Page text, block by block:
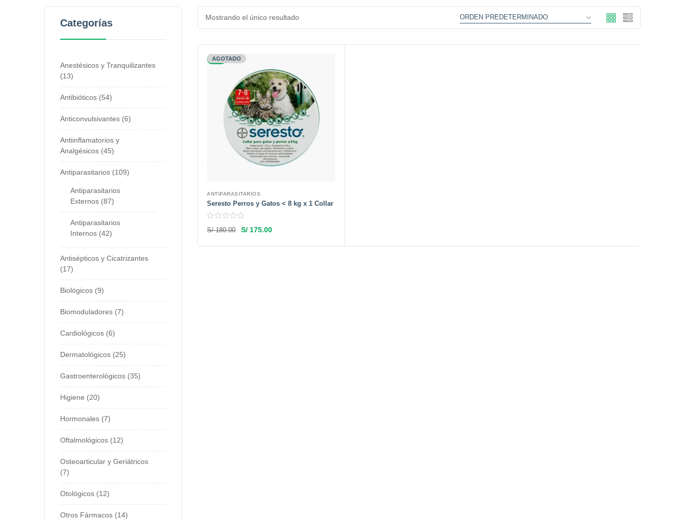
Categorías
Anestésicos y Tranquilizantes
13
Antibióticos 54
Anticonvulsivantes 6
Antiinflamatorios y
Analgésicos 45
Antiparasitarios 109
Antiparasitarios
Externos 87
Antiparasitarios
Internos 42
Antisépticos y Cicatrizantes
17
Biológicos 9
Biomoduladores 7
Cardiológicos 6
Dermatológicos 25
Gastroenterológicos 35
Higiene 20
Hormonales 7
Oftalmológicos 12
Osteoarticular y Geriátricos
7
Otológicos 12
Otros Fármacos 14
Mostrando el único resultado
-3%
AGOTADO
ANTIPARASITARIOS
Seresto Perros y Gatos < 8 kg x 1 Collar
S/180.00 S/ 175.00
Leer más